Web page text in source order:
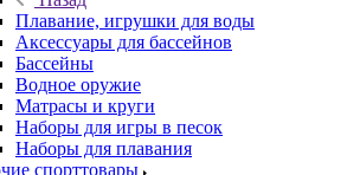
Плавание, игрушки для воды
Аксессуары для бассейнов
Бассейны
Водное оружие
Матрасы и круги
Наборы для игры в песок
Наборы для плавания
спорттовары